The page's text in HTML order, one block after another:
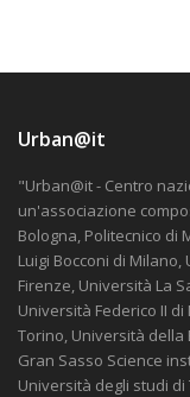
Urban@it
"Urban@it - Centro
un'associazione
Bologna, Politecnico di
Luigi Bocconi di
Firenze, Università La
Università Federico II
Torino, Università della
Gran Sasso Science
Università degli studi